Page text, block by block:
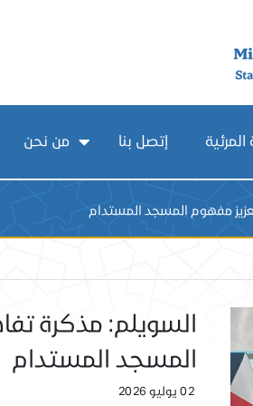
المرئية إتصل بنا من نحن
مفهوم المسجد المستدام
السويلم: مذكرة
المسجد المستدام
02 يوليو 2026